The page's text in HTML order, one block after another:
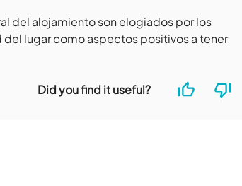
del alojamiento son elogiados por los
lugar como aspectos positivos a tener
Did you find it useful?